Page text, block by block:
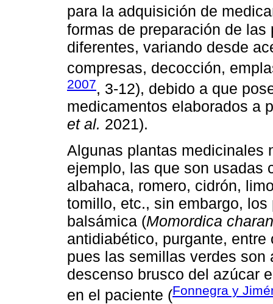
para la adquisición de
formas de preparación de
diferentes, variando desde
compresas, decocción,
2007, 3-12), debido a que
medicamentos elaborados a
et al. 2021).
Algunas plantas medicinales
ejemplo, las que son usadas
albahaca, romero, cidrón,
tomillo, etc., sin embargo,
balsámica (Momordica
antidiabético, purgante,
pues las semillas verdes
descenso brusco del azúcar
en el paciente (Fonnegra y